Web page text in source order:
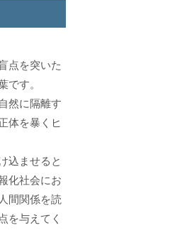
点を突いた
です。
然に隔離す
体を暴くヒ
込ませると
化社会にお
間関係を読
を与えてく